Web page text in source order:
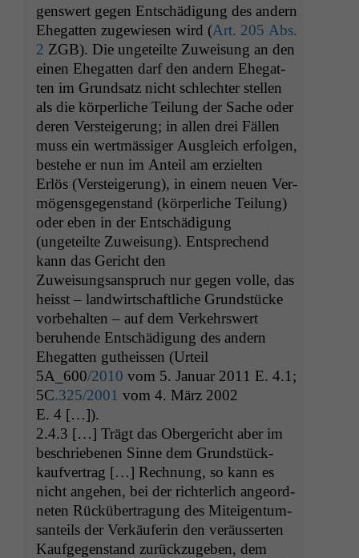
genswert gegen Entschädi­gung des andern
Ehe­gat­ten zugewiesen wird (Art. 205 Abs.
2 ZGB). Die ungeteilte Zuweisung an den
einen Ehe­gat­ten darf den andern Ehe­gat­
ten im Grund­satz nicht schlechter stellen
als die kör­per­liche Teilung der Sache oder
deren Ver­steigerung; in allen drei Fällen
muss ein wert­mäs­siger Aus­gle­ich erfol­gen,
beste­he er nun im Anteil am erziel­ten
Erlös (Ver­steigerung), in einem neuen Ver­
mö­gens­ge­gen­stand (kör­per­liche Teilung)
oder eben in der Entschädi­gung
(ungeteilte Zuweisung). Entsprechend
kann das Gericht den
Zuweisungsanspruch nur gegen volle, das
heisst – land­wirtschaftliche Grund­stücke
vor­be­hal­ten – auf dem Verkehr­swert
beruhende Entschädi­gung des andern
Ehe­gat­ten gutheis­sen (Urteil
5A_600/2010 vom 5. Jan­u­ar 2011 E. 4.1;
5C.325/2001 vom 4. März 2002
E. 4 […]).
2.4.3 […] Trägt das Oberg­ericht aber im
beschriebe­nen Sinne dem Grund­stück­
kaufver­trag […] Rech­nung, so kann es
nicht ange­hen, bei der richter­lich ange­ord­
neten Rück­über­tra­gung des Miteigen­tum­
san­teils der Verkäuferin den veräusserten
Kaufge­gen­stand zurück­zugeben, dem